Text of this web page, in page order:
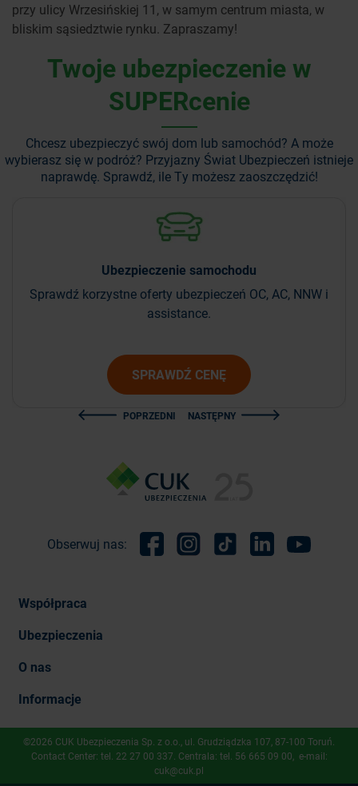
przy ulicy Wrzesińskiej 11, w samym centrum miasta, w
bliskim sąsiedztwie rynku. Zapraszamy!
Twoje ubezpieczenie w
SUPERcenie
Chcesz ubezpieczyć swój dom lub samochód? A może
wybierasz się w podróż? Przyjazny Świat Ubezpieczeń istnieje
naprawdę. Sprawdź, ile Ty możesz zaoszczędzić!
Ubezpieczenie samochodu
Sprawdź korzystne oferty ubezpieczeń OC, AC, NNW i
assistance.
SPRAWDŹ CENĘ
POPRZEDNI NASTĘPNY
Obserwuj nas:
Współpraca
Ubezpieczenia
O nas
Informacje
©2026 CUK Ubezpieczenia Sp. z o.o., ​ul. Grudziądzka 107, 87-100 Toruń.
Contact Center: tel. 22 27 00 337. Centrala: tel. 56 665 09 00, e-mail:
cuk@cuk.pl